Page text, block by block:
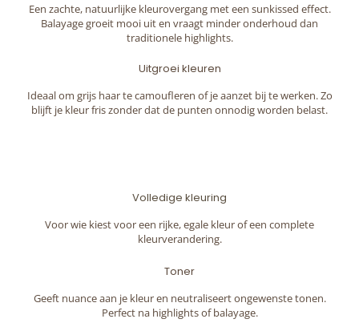
Een zachte, natuurlijke kleurovergang met een sunkissed effect.
Balayage groeit mooi uit en vraagt minder onderhoud dan
traditionele highlights.
Uitgroei kleuren
Ideaal om grijs haar te camoufleren of je aanzet bij te werken. Zo
blijft je kleur fris zonder dat de punten onnodig worden belast.
Volledige kleuring
Voor wie kiest voor een rijke, egale kleur of een complete
kleurverandering.
Toner
Geeft nuance aan je kleur en neutraliseert ongewenste tonen.
Perfect na highlights of balayage.